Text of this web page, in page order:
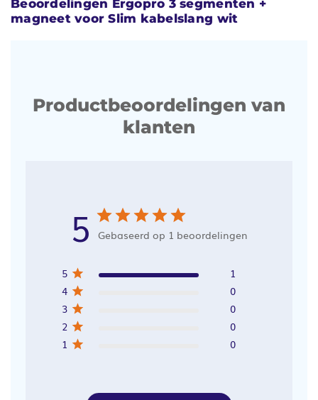
Beoordelingen Ergopro 3 segmenten +
magneet voor Slim kabelslang wit
Productbeoordelingen van
klanten
5 Gebaseerd op 1 beoordelingen
5
1
4
0
3
0
2
0
1
0